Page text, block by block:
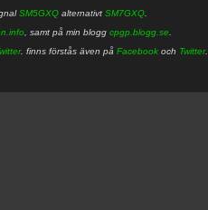
SM5GXQ alternativt SM7GXQ
, samt på min blogg cpgp.blogg.se
. finns förstås även på Facebook och Twitter.